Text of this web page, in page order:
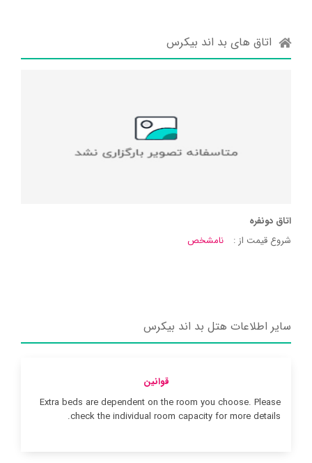
اتاق های بد اند بیکرس
اتاق دونفره
شروع قیمت از :
نامشخص
سایر اطلاعات هتل بد اند بیکرس
قوانین
Extra beds are dependent on the room you choose. Please
check the individual room capacity for more details.